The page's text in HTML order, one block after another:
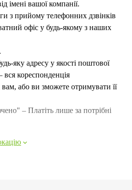
імені вашої компанії.
з прийому телефонних дзвінків
офіс у будь-якому з наших
яку адресу у якості поштової
кореспонденція
або ви зможете отримувати її
– Платіть лише за потрібні